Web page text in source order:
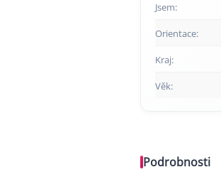
Jsem:
Orientace:
Kraj:
Věk:
Podrobnosti